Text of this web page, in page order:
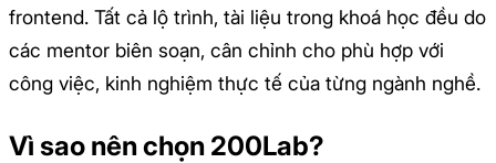
frontend. Tất cả lộ trình, tài liệu trong khoá học đều do
các mentor biên soạn, cân chỉnh cho phù hợp với
công việc, kinh nghiệm thực tế của từng ngành nghề.
Vì sao nên chọn 200Lab?